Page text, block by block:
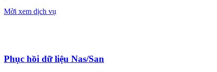
Mời xem dịch vụ
Phục hồi dữ liệu Nas/San